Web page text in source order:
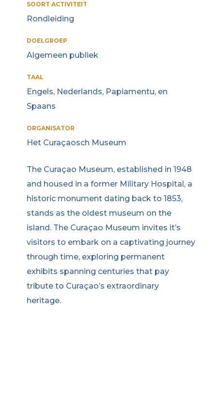
SOORT ACTIVITEIT
Rondleiding
DOELGROEP
Algemeen publiek
TAAL
Engels, Nederlands, Papiamentu, en
Spaans
ORGANISATOR
Het Curaçaosch Museum
The Curaçao Museum, established in 1948
and housed in a former Military Hospital, a
historic monument dating back to 1853,
stands as the oldest museum on the
island. The Curaçao Museum invites it’s
visitors to embark on a captivating journey
through time, exploring permanent
exhibits spanning centuries that pay
tribute to Curaçao’s extraordinary
heritage.